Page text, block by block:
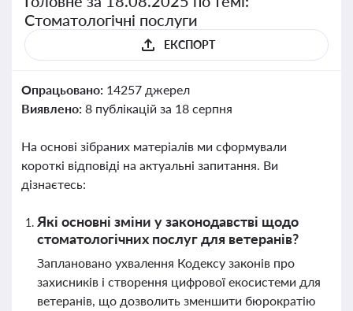
Стоматологічні послуги
ЕКСПОРТ
Опрацьовано: 14257 джерел
Виявлено: 8 публікацій за 18 серпня
На основі зібраних матеріалів ми сформували
короткі відповіді на актуальні запитання. Ви
дізнаєтесь:
Які основні зміни у законодавстві щодо
стоматологічних послуг для ветеранів?
Заплановано ухвалення Кодексу законів про
захисників і створення цифрової екосистеми для
ветеранів, що дозволить зменшити бюрократію